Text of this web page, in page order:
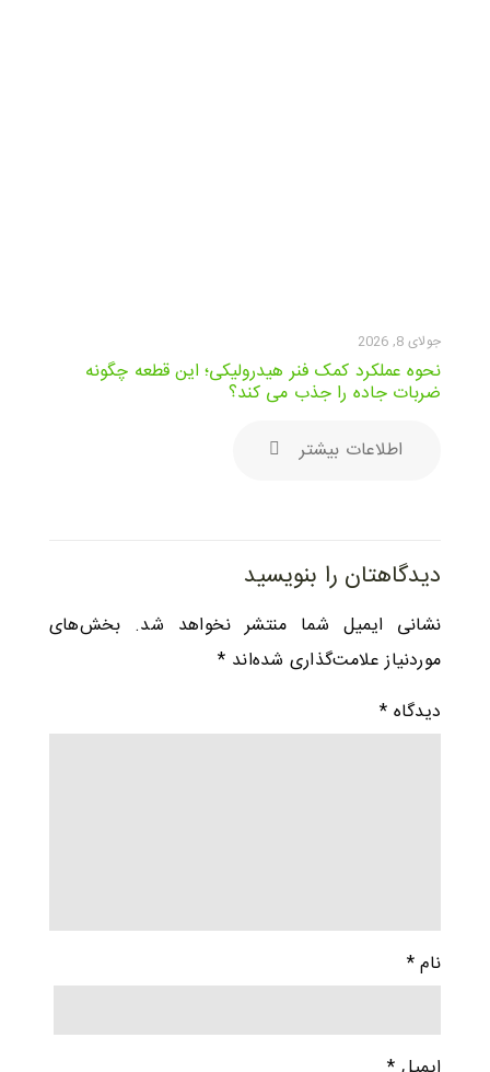
جولای 8, 2026
نحوه عملکرد کمک فنر هیدرولیکی؛ این قطعه چگونه
ضربات جاده را جذب می کند؟
اطلاعات بیشتر
دیدگاهتان را بنویسید
نشانی ایمیل شما منتشر نخواهد شد. بخش‌های
موردنیاز علامت‌گذاری شده‌اند *
دیدگاه *
نام*